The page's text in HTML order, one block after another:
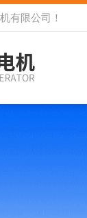
有限公司 ！